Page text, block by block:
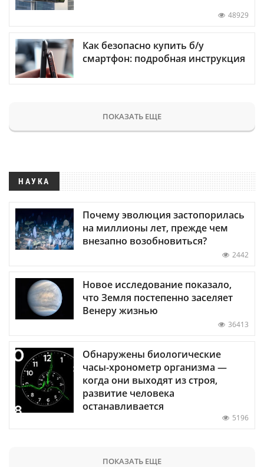
48929
Как безопасно купить б/у
смартфон: подробная инструкция
ПОКАЗАТЬ ЕЩЕ
НАУКА
Почему эволюция застопорилась
на миллионы лет, прежде чем
внезапно возобновиться?
2442
Новое исследование показало,
что Земля постепенно заселяет
Венеру жизнью
36413
Обнаружены биологические
часы-хронометр организма —
когда они выходят из строя,
развитие человека
останавливается
5196
ПОКАЗАТЬ ЕЩЕ